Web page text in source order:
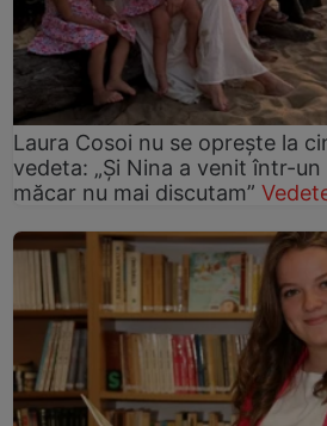
Laura Cosoi nu se oprește la
vedeta: „Și Nina a venit într-
măcar nu mai discutam”